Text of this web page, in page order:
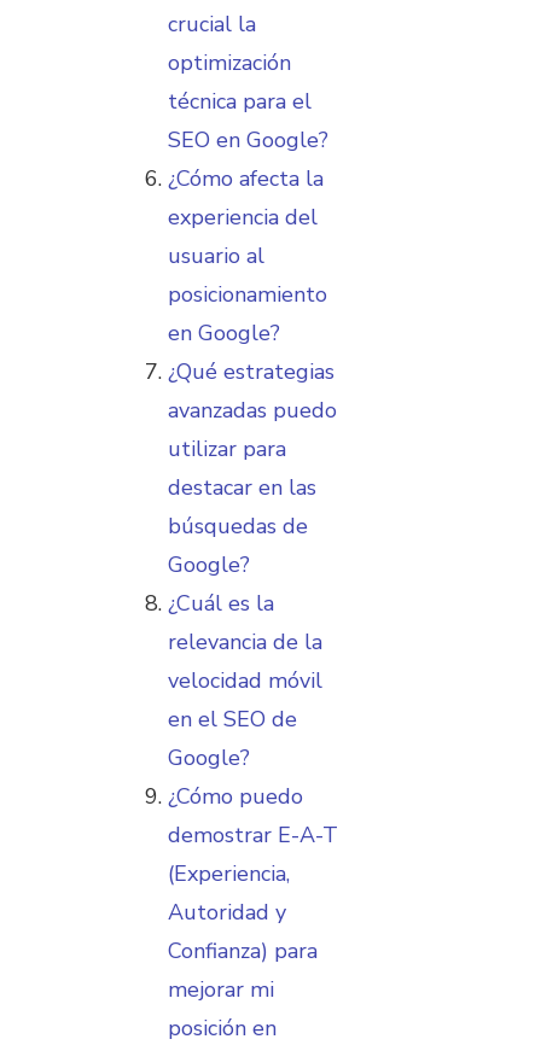
crucial la
optimización
técnica para el
SEO en Google?
¿Cómo afecta la
experiencia del
usuario al
posicionamiento
en Google?
¿Qué estrategias
avanzadas puedo
utilizar para
destacar en las
búsquedas de
Google?
¿Cuál es la
relevancia de la
velocidad móvil
en el SEO de
Google?
¿Cómo puedo
demostrar E-A-T
(Experiencia,
Autoridad y
Confianza) para
mejorar mi
posición en